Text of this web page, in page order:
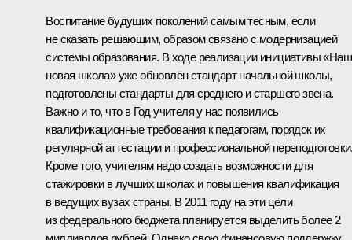
Воспитание будущих поколений самым тесным, если
не сказать решающим, образом связано с модернизацией
системы образования. В ходе реализации инициативы
новая школа» уже обновлён стандарт начальной школы,
подготовлены стандарты для среднего и старшего звена.
Важно и то, что в Год учителя у нас появились
квалификационные требования к педагогам, порядок их
регулярной аттестации и профессиональной
Кроме того, учителям надо создать возможности для
стажировки в лучших школах и повышения квалификация
в ведущих вузах страны. В 2011 году на эти цели
из федерального бюджета планируется выделить более 2